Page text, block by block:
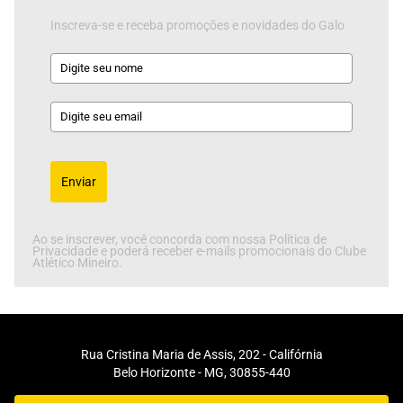
Inscreva-se e receba promoções e novidades do Galo
Enviar
Ao se inscrever, você concorda com nossa Política de
Privacidade e poderá receber e-mails promocionais do Clube
Atlético Mineiro.
Rua Cristina Maria de Assis, 202 - Califórnia
Belo Horizonte - MG, 30855-440